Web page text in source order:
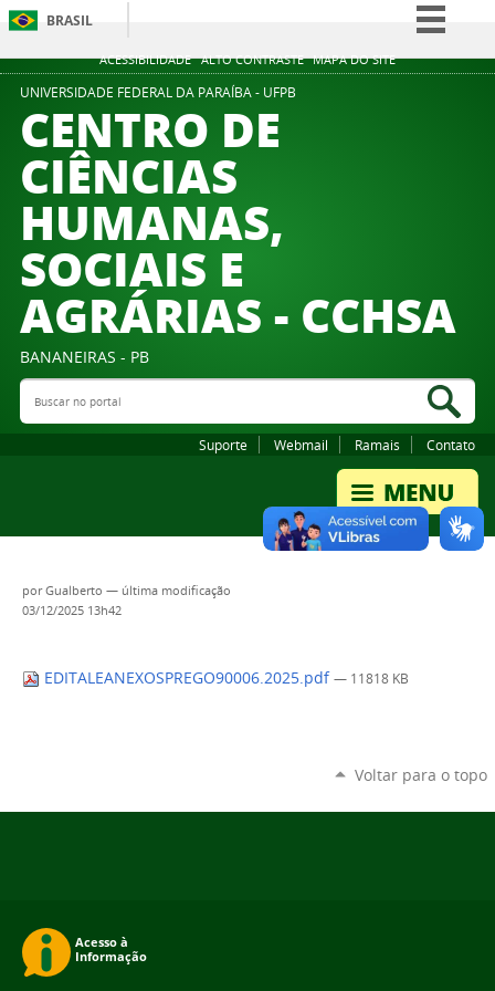
ACESSIBILIDADE ALTO CONTRASTE MAPA DO SITE
BRASIL
Simplifique!
UNIVERSIDADE FEDERAL DA PARAÍBA - UFPB
CENTRO DE
CIÊNCIAS
HUMANAS,
SOCIAIS E
AGRÁRIAS - CCHSA
BANANEIRAS - PB
Buscar no portal
Suporte Webmail Ramais Contato
porGualberto — última modificação
03/12/2025 13h42
EDITALEANEXOSPREGO90006.2025.pdf — 11818 KB
Voltar para o topo